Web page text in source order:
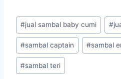
#jual sambal baby cumi #
#sambal captain #sambal
#sambal teri